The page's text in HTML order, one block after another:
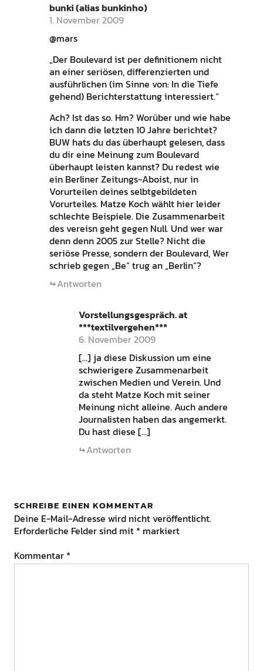
bunki (alias bunkinho)
1. November 2009
@mars
„Der Boulevard ist per definitionem nicht
an einer seriösen, differenzierten und
ausführlichen (im Sinne von: In die Tiefe
gehend) Berichterstattung interessiert.“
Ach? Ist das so. Hm? Worüber und wie habe
ich dann die letzten 10 Jahre berichtet?
BUW hats du das überhaupt gelesen, dass
du dir eine Meinung zum Boulevard
überhaupt leisten kannst? Du redest wie
ein Berliner Zeitungs-Aboist, nur in
Vorurteilen deines selbtgebildeten
Vorurteiles. Matze Koch wählt hier leider
schlechte Beispiele. Die Zusammenarbeit
des vereisn geht gegen Null. Und wer war
denn denn 2005 zur Stelle? Nicht die
seriöse Presse, sondern der Boulevard, Wer
schrieb gegen „Be“ trug an „Berlin“?
Antworten
Vorstellungsgespräch. at
***textilvergehen***
6. November 2009
[…] ja diese Diskussion um eine
schwierigere Zusammenarbeit
zwischen Medien und Verein. Und
da steht Matze Koch mit seiner
Meinung nicht alleine. Auch andere
Journalisten haben das angemerkt.
Du hast diese […]
Antworten
SCHREIBE EINEN KOMMENTAR
Deine E-Mail-Adresse wird nicht veröffentlicht.
Erforderliche Felder sind mit * markiert
Kommentar *